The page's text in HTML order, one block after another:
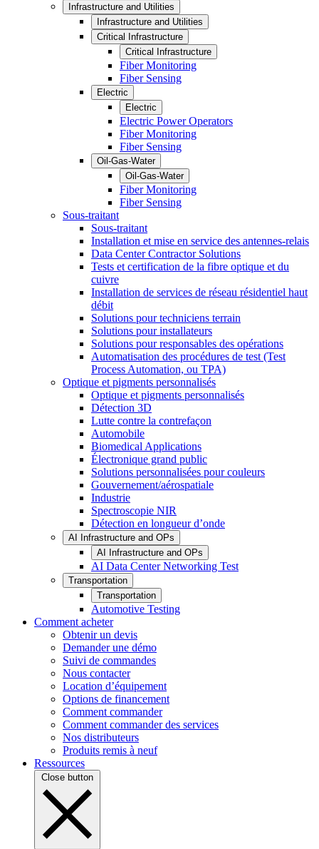
Infrastructure and Utilities
Infrastructure and Utilities
Critical Infrastructure
Critical Infrastructure
Fiber Monitoring
Fiber Sensing
Electric
Electric
Electric Power Operators
Fiber Monitoring
Fiber Sensing
Oil-Gas-Water
Oil-Gas-Water
Fiber Monitoring
Fiber Sensing
Sous-traitant
Sous-traitant
Installation et mise en service des antennes-relais
Data Center Contractor Solutions
Tests et certification de la fibre optique et du
cuivre
Installation de services de réseau résidentiel haut
débit
Solutions pour techniciens terrain
Solutions pour installateurs
Solutions pour responsables des opérations
Automatisation des procédures de test (Test
Process Automation, ou TPA)
Optique et pigments personnalisés
Optique et pigments personnalisés
Détection 3D
Lutte contre la contrefaçon
Automobile
Biomedical Applications
Électronique grand public
Solutions personnalisées pour couleurs
Gouvernement/aérospatiale
Industrie
Spectroscopie NIR
Détection en longueur d’onde
AI Infrastructure and OPs
AI Infrastructure and OPs
AI Data Center Networking Test
Transportation
Transportation
Automotive Testing
Comment acheter
Obtenir un devis
Demander une démo
Suivi de commandes
Nous contacter
Location d’équipement
Options de financement
Comment commander
Comment commander des services
Nos distributeurs
Produits remis à neuf
Ressources
Close button